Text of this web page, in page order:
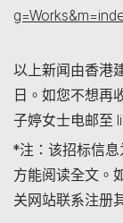
以上新闻由香港
日。如您不想再
子婷女士电邮至
*注：该招标信
方能阅读全文。
关网站联系注册